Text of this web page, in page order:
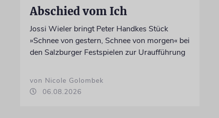
Abschied vom Ich
Jossi Wieler bringt Peter Handkes Stück
»Schnee von gestern, Schnee von morgen« bei
den Salzburger Festspielen zur Uraufführung
von Nicole Golombek
06.08.2026